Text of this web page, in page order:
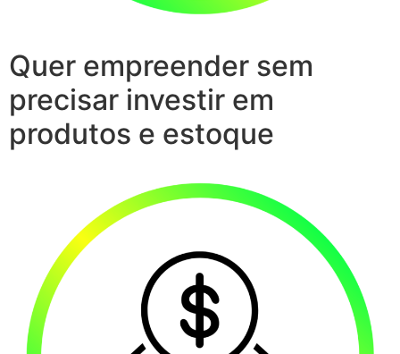
Quer empreender sem
precisar investir em
produtos e estoque